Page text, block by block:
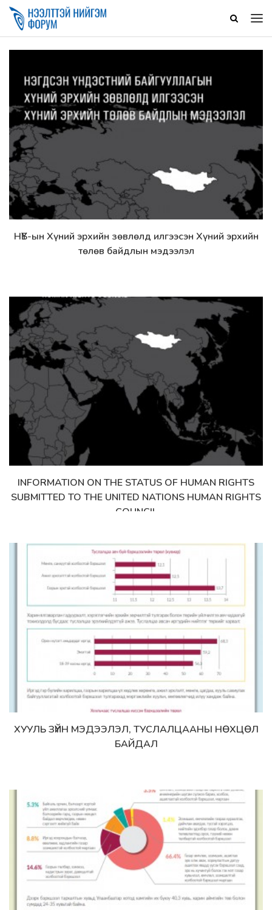
Дэлгэрэнгүй
НҮБ-ын Хүний эрхийн зөвлөлд илгээсэн Хүний эрхийн
төлөв байдлын мэдээлэл
Дэлгэрэнгүй
INFORMATION ON THE STATUS OF HUMAN RIGHTS
SUBMITTED TO THE UNITED NATIONS HUMAN RIGHTS
COUNCIL
Дэлгэрэнгүй
ХУУЛЬ ЗҮЙН МЭДЭЭЛЭЛ, ТУСЛАЛЦААНЫ НӨХЦӨЛ
БАЙДАЛ